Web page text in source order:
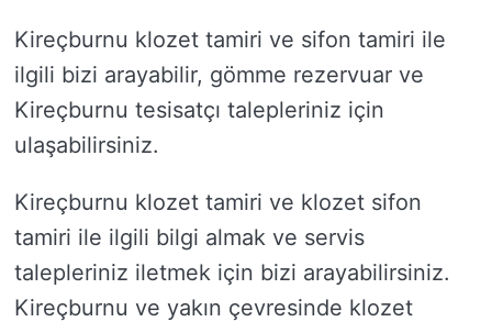
Kireçburnu klozet tamiri ve sifon tamiri ile
ilgili bizi arayabilir, gömme rezervuar ve
Kireçburnu tesisatçı talepleriniz için
ulaşabilirsiniz.
Kireçburnu klozet tamiri ve klozet sifon
tamiri ile ilgili bilgi almak ve servis
talepleriniz iletmek için bizi arayabilirsiniz.
Kireçburnu ve yakın çevresinde klozet